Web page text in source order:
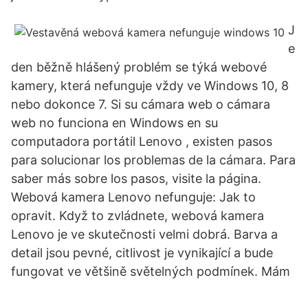
J
e
den běžně hlášený problém se týká webové
kamery, která nefunguje vždy ve Windows 10, 8
nebo dokonce 7. Si su cámara web o cámara
web no funciona en Windows en su
computadora portátil Lenovo , existen pasos
para solucionar los problemas de la cámara. Para
saber más sobre los pasos, visite la página.
Webová kamera Lenovo nefunguje: Jak to
opravit. Když to zvládnete, webová kamera
Lenovo je ve skutečnosti velmi dobrá. Barva a
detail jsou pevné, citlivost je vynikající a bude
fungovat ve většině světelných podmínek. Mám